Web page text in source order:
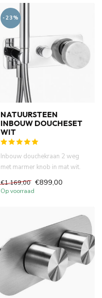
-23%
NATUURSTEEN
INBOUW DOUCHESET
WIT
Inbouw douchekraan 2 weg
met marmer knob in mat wit.
€1.169,00 €899,00
Op voorraad